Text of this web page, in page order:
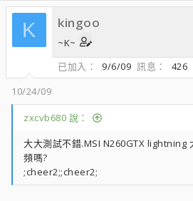
K kingoo
~K~
已加入
9/6/09 訊息 426
10/24/09
zxcvb680 說：
大大測試不錯.MSI N260GTX lightning
頻嗎?
;cheer2;;cheer2;